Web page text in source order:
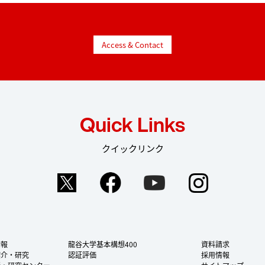
Access & Contact
Quick Links
クイックリンク
Twitter FacebookYouTube
・研究
龍谷大学基本構想400
認証評価
資料請求
採用情報